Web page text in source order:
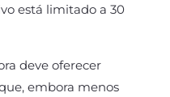
está limitado a 30
deve oferecer
embora menos